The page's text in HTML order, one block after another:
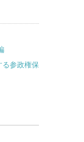
る参政権保